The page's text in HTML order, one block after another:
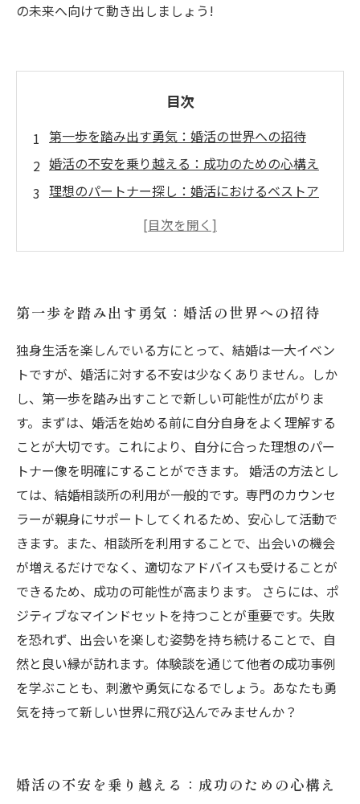
の未来へ向けて動き出しましょう!
目次
第一歩を踏み出す勇気：婚活の世界への招待
婚活の不安を乗り越える：成功のための心構え
理想のパートナー探し：婚活におけるベストア
ーリー
独身卒業への道のり：心の準備と自己成長の重
要性
自分らしい幸せを見つける旅：婚活で理想の未
来を描こう
第一歩を踏み出す勇気：婚活の世界への招待
独身生活を楽しんでいる方にとって、結婚は一大イベン
トですが、婚活に対する不安は少なくありません。しか
し、第一歩を踏み出すことで新しい可能性が広がりま
す。まずは、婚活を始める前に自分自身をよく理解する
ことが大切です。これにより、自分に合った理想のパー
トナー像を明確にすることができます。 婚活の方法とし
ては、結婚相談所の利用が一般的です。専門のカウンセ
ラーが親身にサポートしてくれるため、安心して活動で
きます。また、相談所を利用することで、出会いの機会
が増えるだけでなく、適切なアドバイスも受けることが
できるため、成功の可能性が高まります。 さらには、ポ
ジティブなマインドセットを持つことが重要です。失敗
を恐れず、出会いを楽しむ姿勢を持ち続けることで、自
然と良い縁が訪れます。体験談を通じて他者の成功事例
を学ぶことも、刺激や勇気になるでしょう。あなたも勇
気を持って新しい世界に飛び込んでみませんか？
婚活の不安を乗り越える：成功のための心構え